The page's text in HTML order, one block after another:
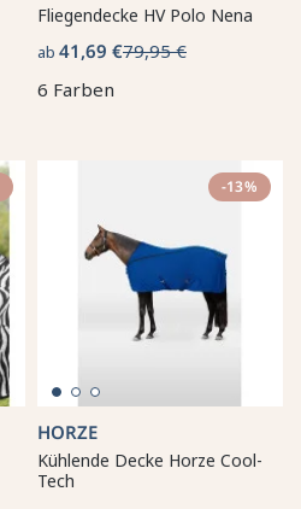
Fliegendecke HV Polo Nena
ab 41,69 €79,95 €
6 Farben
-13%
HORZE
Kühlende Decke Horze Cool-
Tech